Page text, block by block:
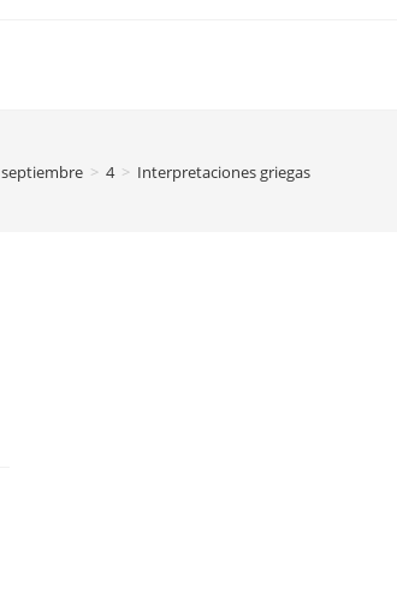
septiembre > 4 > Interpretaciones griegas